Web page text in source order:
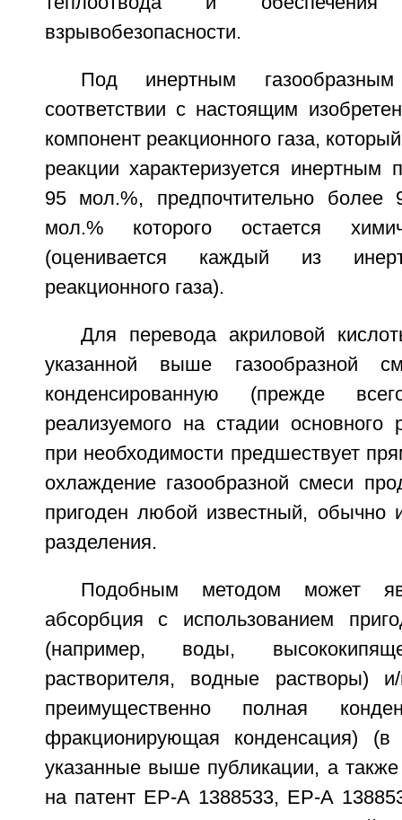
взрывобезопасности.
Под инертным
соответствии с настоящим
компонент реакционного газа,
реакции характеризуется
95 мол.%, предпочтительно
мол.% которого остается
(оценивается каждый из
реакционного газа).
Для перевода акриловой
указанной выше газообразной
конденсированную (прежде
реализуемого на стадии основного
при необходимости предшествует
охлаждение газообразной смеси
пригоден любой известный, обычно
разделения.
Подобным методом может
абсорбция с использованием
(например, воды,
растворителя, водные растворы)
преимущественно полная
фракционирующая конденсация)
указанные выше публикации, а также
на патент ЕР-А 1388533, ЕР-А